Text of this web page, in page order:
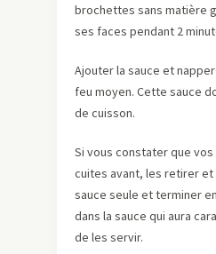
brochettes sans matière
ses faces pendant 2
Ajouter la sauce et
feu moyen. Cette sauce
de cuisson.
Si vous constater que
cuites avant, les retirer et
sauce seule et terminer
dans la sauce qui aura
de les servir.